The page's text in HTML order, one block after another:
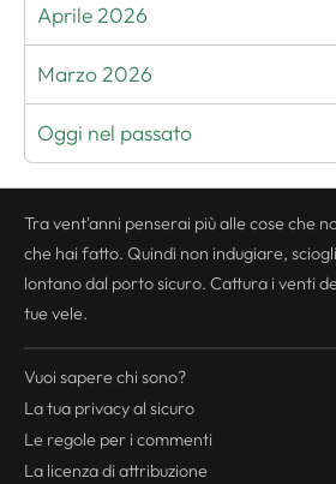
Aprile 2026
Marzo 2026
Oggi nel passato
Tra vent'anni penserai più alle cose che
che hai fatto. Quindi non indugiare,
lontano dal porto sicuro. Cattura i venti
tue vele.
Vuoi sapere chi sono?
La tua privacyal sicuro
Le regole per i commenti
La licenza di attribuzione